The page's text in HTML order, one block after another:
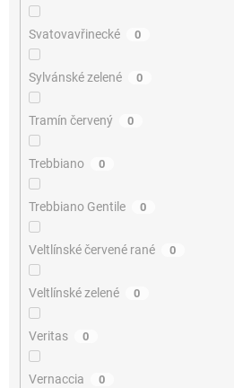
Svatovavřinecké 0
Sylvánské zelené 0
Tramín červený 0
Trebbiano 0
Trebbiano Gentile 0
Veltlínské červené rané 0
Veltlínské zelené 0
Veritas 0
Vernaccia 0